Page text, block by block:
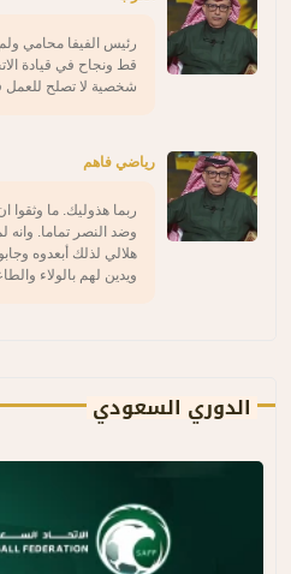
رئيس الفيفا محامي
قط ونجاح في قيادة
شخصية لا تصلح للعمل
رياضي فاهم
ربما هذوليك. ما وثقوا
وضد النصر تماما. وانه
هلالي لذلك أبعدوه
ويدين لهم بالولاء
الدوري السعودي